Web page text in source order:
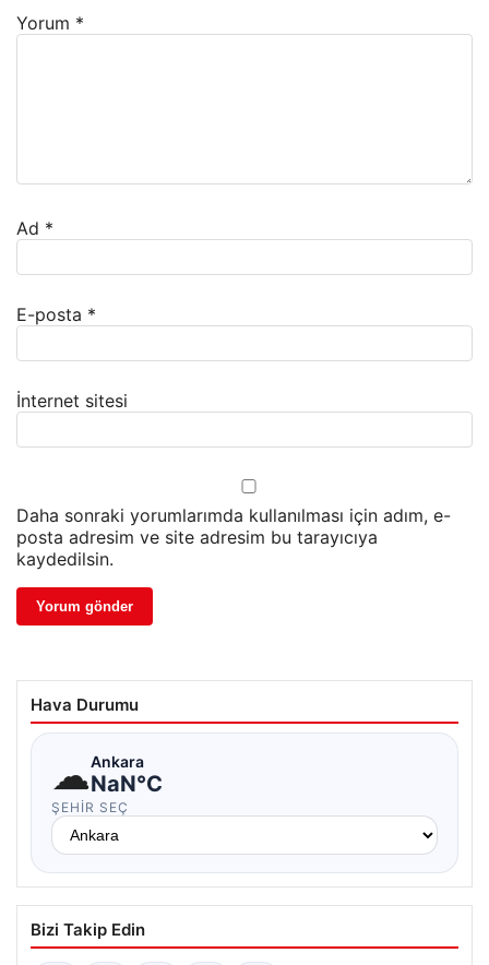
Yorum *
Ad *
E-posta *
İnternet sitesi
Daha sonraki yorumlarımda kullanılması için adım, e-
posta adresim ve site adresim bu tarayıcıya
kaydedilsin.
Hava Durumu
☁Ankara
NaN°C
ŞEHIR SEÇ
Bizi Takip Edin